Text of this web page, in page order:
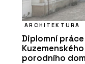
ARCHITEKTURA
Diplomní
porodního